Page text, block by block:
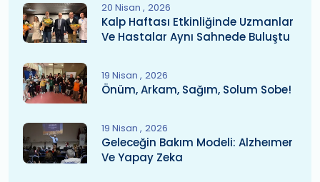
20 Nisan 2026
Kalp Haftası Etkinliğinde Uzmanlar
Ve Hastalar Aynı Sahnede Buluştu
19 Nisan 2026
Önüm, Arkam, Sağım, Solum Sobe!
19 Nisan 2026
Geleceğin Bakım Modeli: Alzheımer
Ve Yapay Zeka